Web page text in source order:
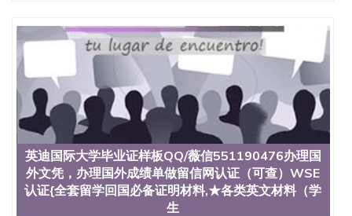
英迪国际大学毕业证样板QQ/薇信551190476办理国
外文凭，办理国外成绩单做留信网认证（可查）WSE
认证{全套留学回国必备证明材料,★各类英文材料（学
生